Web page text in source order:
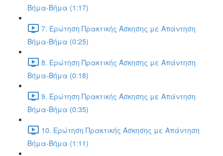
Βήμα-Βήμα (1:17)
7. Ερώτηση Πρακτικής Άσκησης με Απάντηση
Βήμα-Βήμα (0:25)
8. Ερώτηση Πρακτικής Άσκησης με Απάντηση
Βήμα-Βήμα (0:18)
9. Ερώτηση Πρακτικής Άσκησης με Απάντηση
Βήμα-Βήμα (0:35)
10. Ερώτηση Πρακτικής Άσκησης με Απάντηση
Βήμα-Βήμα (1:11)